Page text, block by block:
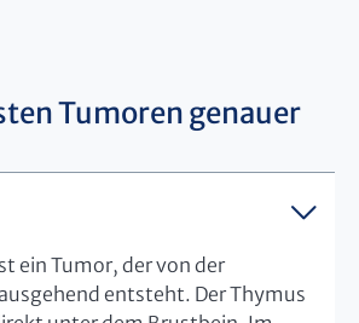
Tumoren genauer
ein Tumor, der von der
entsteht. Der Thymus